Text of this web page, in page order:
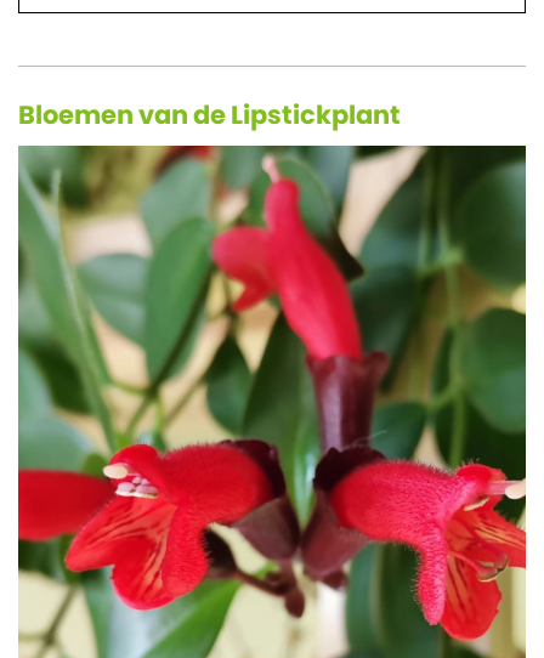
Bloemen van de Lipstickplant